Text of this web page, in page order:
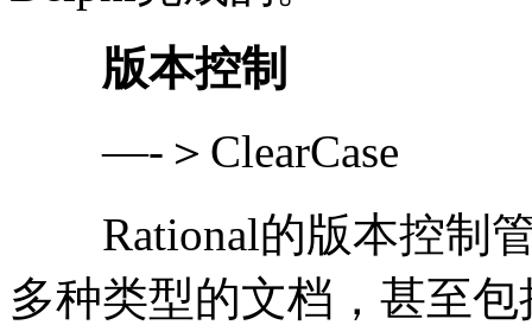
版本控制
—-＞ClearCase
Rational的版本控制管
多种类型的文档，甚至包